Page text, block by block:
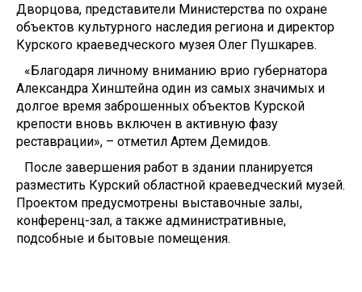
Дворцова, представители Министерства по охране
объектов культурного наследия региона и директор
Курского краеведческого музея Олег Пушкарев.
«Благодаря личному вниманию врио губернатора
Александра Хинштейна один из самых значимых и
долгое время заброшенных объектов Курской
крепости вновь включен в активную фазу
реставрации», – отметил Артем Демидов.
После завершения работ в здании планируется
разместить Курский областной краеведческий музей.
Проектом предусмотрены выставочные залы,
конференц-зал, а также административные,
подсобные и бытовые помещения.